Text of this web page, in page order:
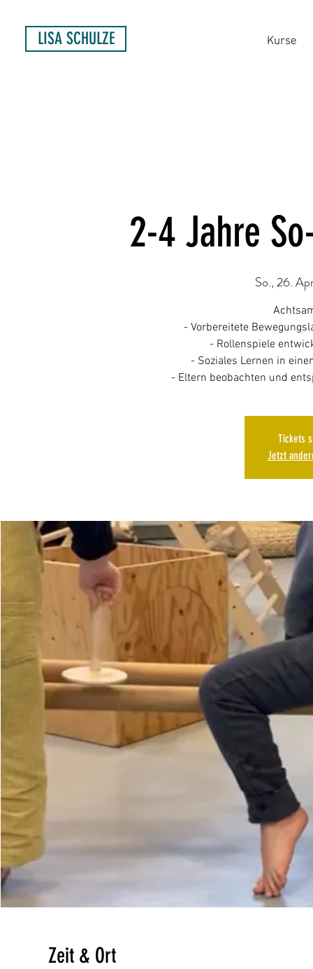
Kurse
LISA SCHULZE
2-4 Jahre
So., 26.
- Vorbereitete
- Rollenspiele
- Soziales Lernen in
Tickets
Jetzt
Zeit & Ort